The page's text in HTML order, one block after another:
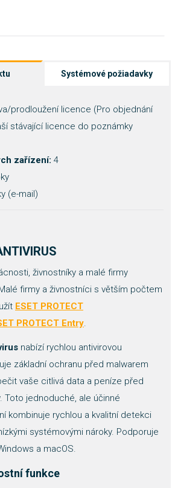
Systémové požiadavky
prodloužení licence (Pro objednání
stávající licence do poznámky
zařízení: 4
(e-mail)
živnostníky a malé firmy
firmy a živnostníci s větším počtem
ESET PROTECT
PROTECT Entry.
nabízí rychlou antivirovou
základní ochranu před malwarem
vaše citlivá data a peníze před
Toto jednoduché, ale účinné
kombinuje rychlou a kvalitní detekci
systémovými nároky. Podporuje
a macOS.
funkce